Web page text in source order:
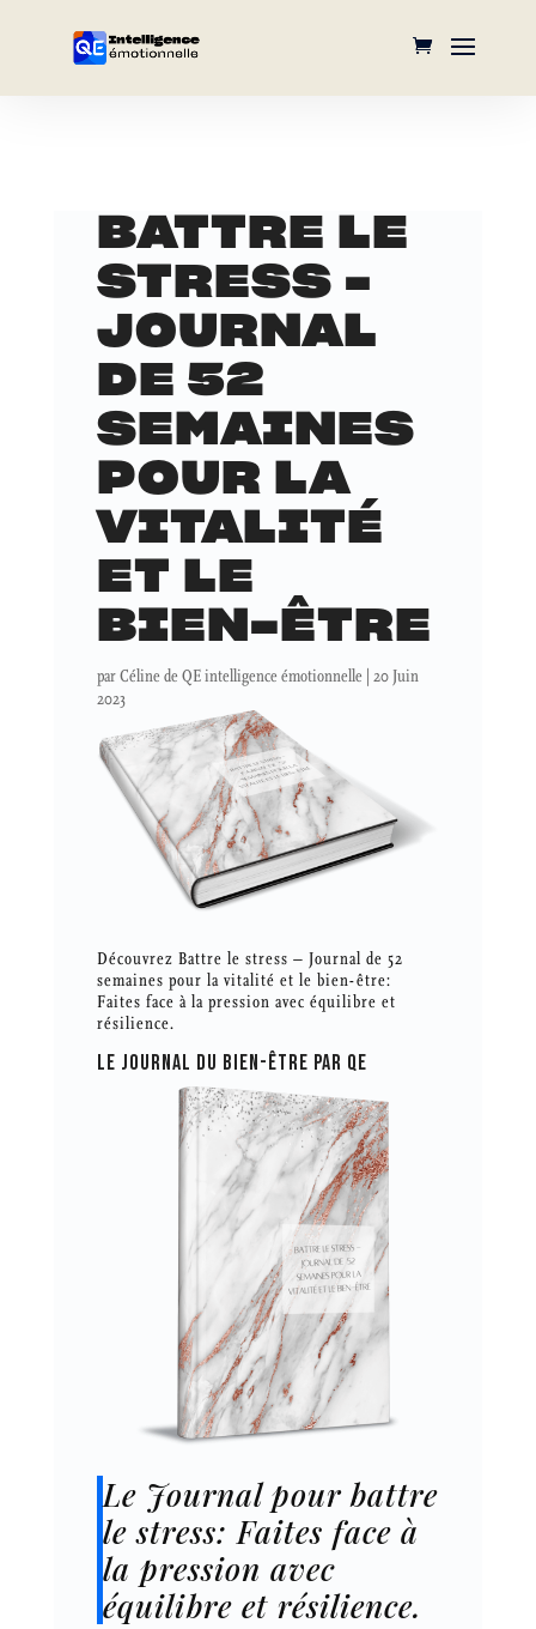
BATTRE LE
STRESS –
JOURNAL
DE 52
SEMAINES
POUR LA
VITALITÉ
ET LE
BIEN-ÊTRE
parCéline de QE intelligence émotionnelle 20 Juin
2023
Découvrez Battre le stress – Journal de 52
semaines pour la vitalité et le bien-être:
Faites face à la pression avec équilibre et
résilience.
LE JOURNAL DU BIEN-ÊTRE PAR QE
Le Journal pour battre
le stress: Faites face à
la pression avec
équilibre et résilience.